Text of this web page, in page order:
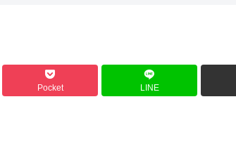
Pocket LINE